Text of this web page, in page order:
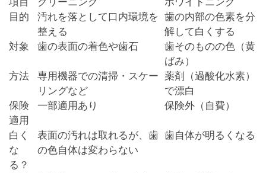
目的
汚れを落として口内環境を
整える
歯の内部の色素を分
解して白くする
対象
歯の表面の着色や歯石
歯そのものの色（黄
ばみ）
方法
専用機器での清掃・スケー
リングなど
薬剤（過酸化水素）
で漂白
保険
適用
一部適用あり 保険外（自費）
白く
な
る？
表面の汚れは取れるが、歯
の色自体は変わらない
歯自体が明るくなる